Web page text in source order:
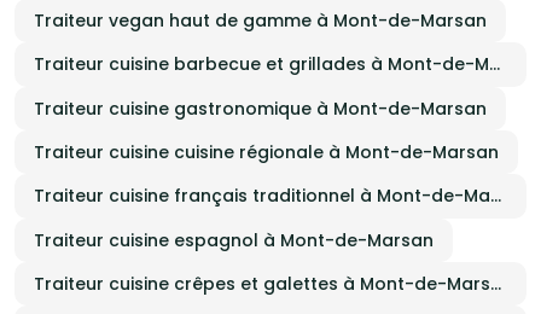
Traiteur vegan haut de gamme à Mont-de-Marsan
Traiteur cuisine barbecue et grillades à Mont-de-Marsan
Traiteur cuisine gastronomique à Mont-de-Marsan
Traiteur cuisine cuisine régionale à Mont-de-Marsan
Traiteur cuisine français traditionnel à Mont-de-Marsan
Traiteur cuisine espagnol à Mont-de-Marsan
Traiteur cuisine crêpes et galettes à Mont-de-Marsan